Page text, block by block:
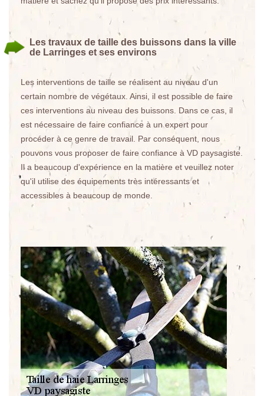
Les travaux de taille des buissons dans la ville
de Larringes et ses environs
Les interventions de taille se réalisent au niveau d'un
certain nombre de végétaux. Ainsi, il est possible de faire
ces interventions au niveau des buissons. Dans ce cas, il
est nécessaire de faire confiance à un expert pour
procéder à ce genre de travail. Par conséquent, nous
pouvons vous proposer de faire confiance à VD paysagiste.
Il a beaucoup d'expérience en la matière et veuillez noter
qu'il utilise des équipements très intéressants et
accessibles à beaucoup de monde.